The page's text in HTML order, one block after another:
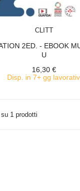
CLITT
2ED. - EBOOK
U
16,30 €
Disp. in 7+ gg
1 prodotti